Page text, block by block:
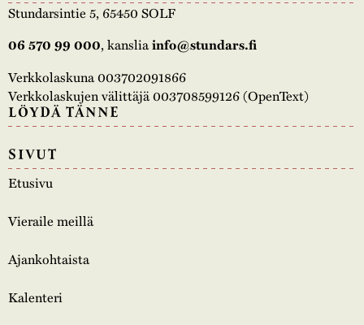
Stundarsintie 5, 65450 SOLF
06 570 99 000, kansliainfo@stundars.fi
Verkkolaskuna 003702091866
Verkkolaskujen välittäjä 003708599126 (OpenText)
LÖYDÄ TÄNNE
SIVUT
Etusivu
Vieraile meillä
Ajankohtaista
Kalenteri